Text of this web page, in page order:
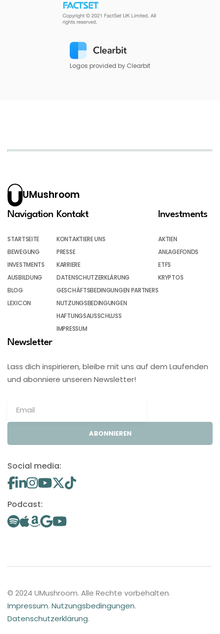
Logos provided by Clearbit
UMushroom
Navigation
STARTSEITE
BEWEGUNG
INVESTMENTS
AUSBILDUNG
BLOG
LEXICON
Kontakt
KONTAKTIERE UNS
PRESSE
KARRIERE
DATENSCHUTZERKLÄRUNG
GESCHÄFTSBEDINGUNGEN PARTNERS
NUTZUNGSBEDINGUNGEN
HAFTUNGSAUSSCHLUSS
IMPRESSUM
Investments
AKTIEN
ANLAGEFONDS
ETFS
KRYPTOS
Newsletter
Lass dich inspirieren, bleibe mit uns auf dem Laufenden
und abonniere unseren Newsletter!
ABONNIEREN
Social media:
Podcast:
© 2024 UMushroom. Alle Rechte vorbehalten.
Impressum. Nutzungsbedingungen.
Datenschutzerklärung.